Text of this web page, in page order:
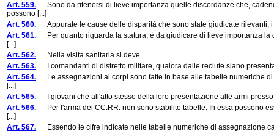
Art. 559. Sono da ritenersi di lieve importanza quelle discordanze che,
possono [...]
Art. 560. Appurate le cause delle disparità che sono state giudicate rilevanti,
Art. 561. Per quanto riguarda la statura, è da giudicare di lieve importanza la
[...]
Art. 562. Nella visita sanitaria si deve
Art. 563. I comandanti di distretto militare, qualora dalle reclute siano
Art. 564. Le assegnazioni ai corpi sono fatte in base alle tabelle numeriche
[...]
Art. 565. I giovani che all'atto stesso della loro presentazione alle armi
Art. 566. Per l'arma dei CC.RR. non sono stabilite tabelle. In essa possono
[...]
Art. 567. Essendo le cifre indicate nelle tabelle numeriche di assegnazione